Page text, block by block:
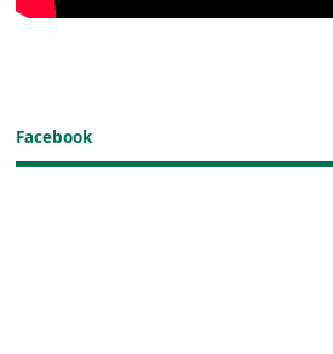
Facebook